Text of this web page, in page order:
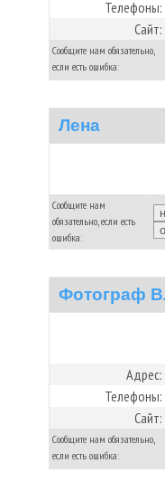
Телефоны:
Сайт:
Сообщите нам обязательно,
если есть ошибка:
Лена
Сообщите нам
обязательно, если есть
ошибка:
Фотограф
Адрес:
Телефоны:
Сайт:
Сообщите нам обязательно,
если есть ошибка: